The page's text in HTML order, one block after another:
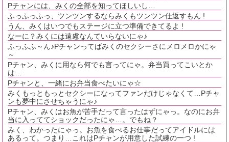
Pチャンには、みくの全部を知ってほしいし…
ふっふっふっ、ツンツンするならみくもツンツン仕返すもん !
うん、みくはいつでもステージに立つ準備できてるよ !
なーに？みくには遠慮なんていらないにゃ♪
ふっふふ～ん♪Pチャンってばみくのセクシーさにメロメロかにゃ
～
Pチャン、みくに用なら何でも言ってにゃ。弁当買ってこいとか
は…
Pチャンと、一緒にお弁当食べたいにゃ☆
みくもっともっとセクシーになってファンだけじゃなくて…Pチャ
ンも夢中にさせちゃうにゃ♪
Pチャン、みくはお魚が苦手だって言ったはずにゃっ。なのにお弁
当に入っててショックだったにゃ…。でもね？
みく、わかったにゃっ。お魚を食べるお仕事だってアイドルには
あるって。つまり…これはPチャンが用意した試練の一つ !